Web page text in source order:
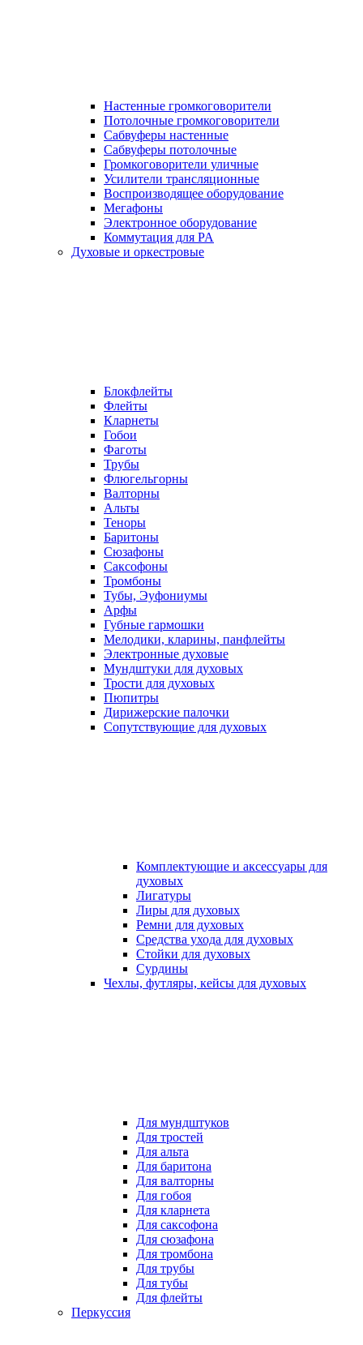
Настенные громкоговорители
Потолочные громкоговорители
Сабвуферы настенные
Сабвуферы потолочные
Громкоговорители уличные
Усилители трансляционные
Воспроизводящее оборудование
Мегафоны
Электронное оборудование
Коммутация для PA
Духовые и оркестровые
Блокфлейты
Флейты
Кларнеты
Гобои
Фаготы
Трубы
Флюгельгорны
Валторны
Альты
Теноры
Баритоны
Сюзафоны
Саксофоны
Тромбоны
Тубы, Эуфониумы
Арфы
Губные гармошки
Мелодики, кларины, панфлейты
Электронные духовые
Мундштуки для духовых
Трости для духовых
Пюпитры
Дирижерские палочки
Сопутствующие для духовых
Комплектующие и аксессуары для
духовых
Лигатуры
Лиры для духовых
Ремни для духовых
Средства ухода для духовых
Стойки для духовых
Сурдины
Чехлы, футляры, кейсы для духовых
Для мундштуков
Для тростей
Для альта
Для баритона
Для валторны
Для гобоя
Для кларнета
Для саксофона
Для сюзафона
Для тромбона
Для трубы
Для тубы
Для флейты
Перкуссия